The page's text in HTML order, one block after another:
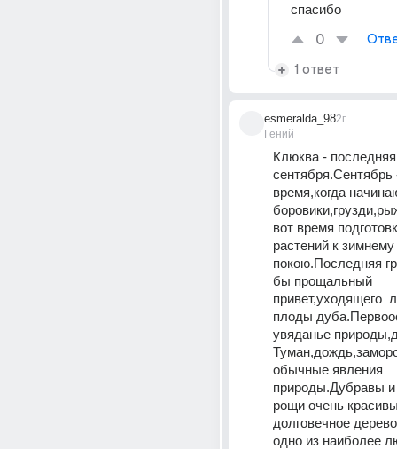
спасибо
0
1 ответ
esmeralda_98
Гений
2г
Клюква - последняя
сентября.Сентябрь
время,когда
вот время
растений к зимнему
покою.Последняя
бы прощальный
привет,уходящего
плоды
увяданье
обычные явления
природы.Дубравы
рощи очень
долговечное
одно из наиболее